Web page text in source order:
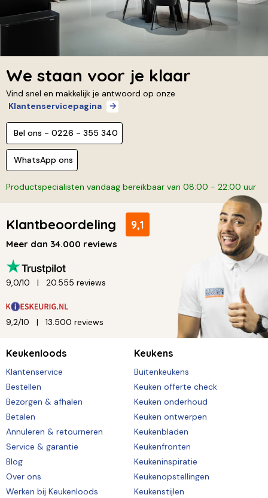
We staan voor je klaar
Vind snel en makkelijk je antwoord op onze
Klantenservicepagina
Bel ons - 0226 - 355 340
WhatsApp ons
Productspecialisten vandaag bereikbaar van 08:00 - 22:00 uur
Klantbeoordeling 9,1
Meer dan 34.000 reviews
9,0/10 20.555 reviews
9,2/10 13.500 reviews
Keukenloods
Klantenservice
Bestellen
Bezorgen & afhalen
Betalen
Annuleren & retourneren
Service & garantie
Blog
Over ons
Werken bij Keukenloods
Keukens
Buitenkeukens
Keuken offerte check
Keuken onderhoud
Keuken ontwerpen
Keukenbladen
Keukenfronten
Keukeninspiratie
Keukenopstellingen
Keukenstijlen